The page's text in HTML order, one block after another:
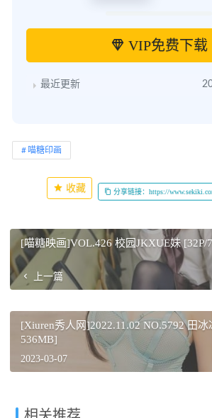
VIP免费下载
最近更新
喵糖印画
收藏 分享链接：https://
[喵糖映画]VOL.426 校园JKXUE妹 [32P/
上一篇
[Xiuren秀人网]2022.11.02 NO.5792 田冰
536MB]
2023-03-07